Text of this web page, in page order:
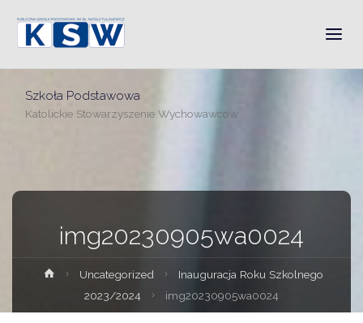
Szkoła Podstawowa
Katolickie Stowarzyszenie Wychowawców
img20230905wa0024
Strona
główna
Uncategorized
Inauguracja Roku Szkolnego
2023/2024
img20230905wa0024